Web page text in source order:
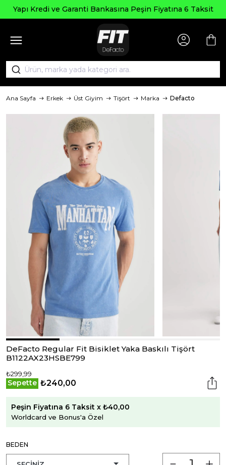
Bankasına Peşin Fiyatına 6 Taksit
Ana Sayfa Erkek Üst Giyim Tişört Marka Defacto
DeFacto Regular Fit Bisiklet Yaka Baskılı Tişört
B1122AX23HSBE799
₺299,99
Sepette ₺240,00
Peşin Fiyatına 6 Taksit x ₺40,00
Worldcard ve Bonus'a Özel
BEDEN